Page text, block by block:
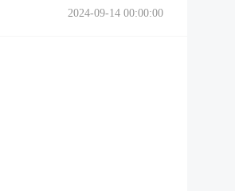
2024-09-14 00:00:00